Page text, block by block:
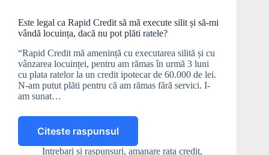
Este legal ca Rapid Credit să mă execute silit și să-mi
vândă locuința, dacă nu pot plăti ratele?
“Rapid Credit mă amenință cu executarea silită și cu
vânzarea locuinței, pentru am rămas în urmă 3 luni
cu plata ratelor la un credit ipotecar de 60.000 de lei.
N-am putut plăti pentru că am rămas fără servici. I-
am sunat…
Citeste raspunsul
Este
legal
Intrebari si raspunsuri, amanare rata credit,